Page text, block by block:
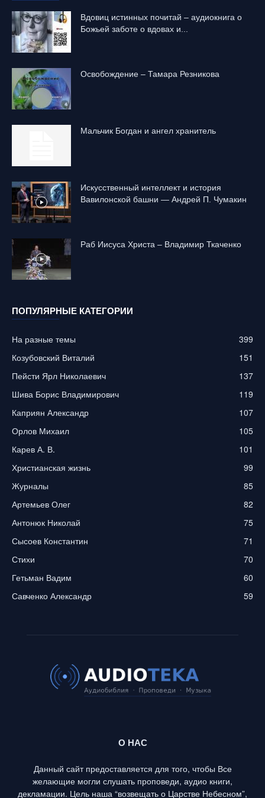
Вдовиц истинных почитай – аудиокнига о
Божьей заботе о вдовах и...
Освобождение – Тамара Резникова
Mальчик Богдан и ангел хранитель
Искусственный интеллект и история
Вавилонской башни — Андрей П. Чумакин
Раб Иисуса Христа – Владимир Ткаченко
ПОПУЛЯРНЫЕ КАТЕГОРИИ
На разные темы
399
Козубовский Виталий
151
Пейсти Ярл Николаевич
137
Шива Борис Владимирович
119
Каприян Александр
107
Орлов Михаил
105
Карев А. В.
101
Христианская жизнь
99
Журналы
85
Артемьев Олег
82
Антонюк Николай
75
Сысоев Константин
71
Стихи
70
Гетьман Вадим
60
Савченко Александр
59
О НАС
Данный сайт предоставляется для того, чтобы Все
желающие могли слушать проповеди, аудио книги,
декламации. Цель наша “возвещать о Царстве Небесном”,